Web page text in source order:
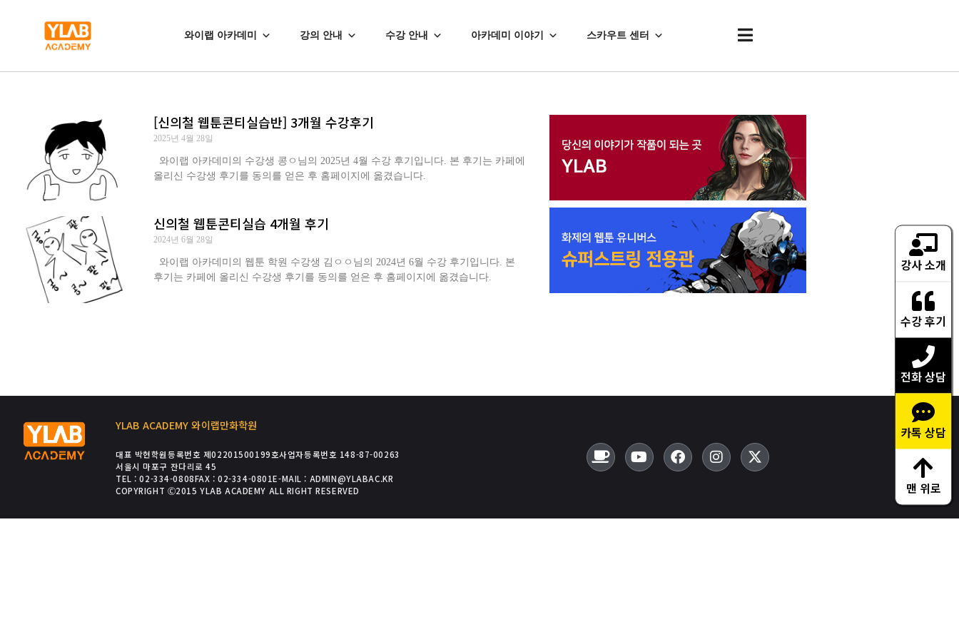
와이랩 아카데미 강의 안내 수강 안내 아카데미 이야기 스카우트 센터
[신의철 웹툰콘티실습반] 3개월 수강후기
2025년 4월 28일
와이랩 아카데미의 수강생 콩ㅇ님의 2025년 4월 수강 후기입니다. 본 후기는 카페에
올리신 수강생 후기를 동의를 얻은 후 홈페이지에 옮겼습니다.
신의철 웹툰콘티실습 4개월 후기
2024년 6월 28일
와이랩 아카데미의 웹툰 학원 수강생 김ㅇㅇ님의 2024년 6월 수강 후기입니다. 본
후기는 카페에 올리신 수강생 후기를 동의를 얻은 후 홈페이지에 옮겼습니다.
YLAB ACADEMY 와이랩만화학원
대표 박현학원등록번호 제02201500199호사업자등록번호 148-87-00263
서울시 마포구 잔다리로 45
TEL : 02-334-0808FAX : 02-334-0801E-MAIL : ADMIN@YLABAC.KR
COPYRIGHT Ⓒ2015 YLAB ACADEMY ALL RIGHT RESERVED
강사 소개
수강 후기
전화 상담
카톡 상담
맨 위로